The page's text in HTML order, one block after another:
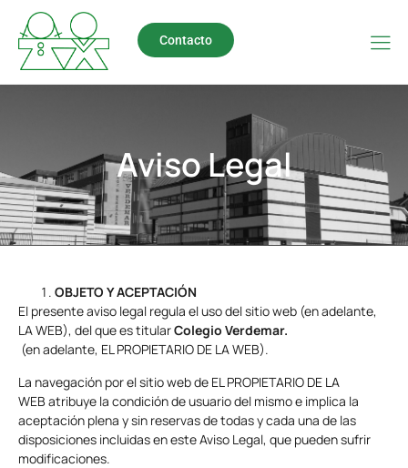
Contacto
Aviso Legal
OBJETO Y ACEPTACIÓN
El presente aviso legal regula el uso del sitio web (en adelante,
LA WEB), del que es titularColegio Verdemar.
(en adelante, EL PROPIETARIO DE LA WEB).
La navegación por el sitio web de EL PROPIETARIO DE LA
WEB atribuye la condición de usuario del mismo e implica la
aceptación plena y sin reservas de todas y cada una de las
disposiciones incluidas en este Aviso Legal, que pueden sufrir
modificaciones.